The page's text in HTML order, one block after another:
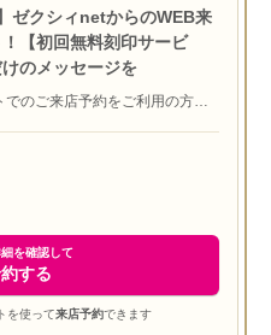
ゼクシィnetからのWEB来
【初回無料刻印サービ
のメッセージを
のご来店予約をご利用の方に
人確認させていただく場合も
く変更する場合があります｜
ができます。※一部対象外のデ
店頭でお問い合わせください。
を確認して
する
を使って来店予約できます